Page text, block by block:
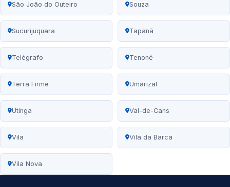
São João do Outeiro Souza
Sucurijuquara Tapanã
Telégrafo Tenoné
Terra Firme Umarizal
Utinga Val-de-Cans
Vila Vila da Barca
Vila Nova